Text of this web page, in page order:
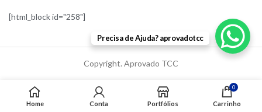
[html_block id="258"]
Copyright. Aprovado TCC
Precisa de Ajuda? aprovadotcc
Home Conta Portfólios
0
Carrinho